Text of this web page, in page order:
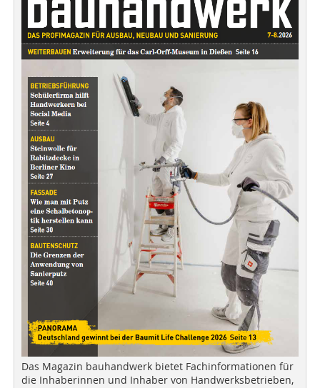
Das Magazin bauhandwerk bietet Fachinformationen für
die Inhaberinnen und Inhaber von Handwerksbetrieben,